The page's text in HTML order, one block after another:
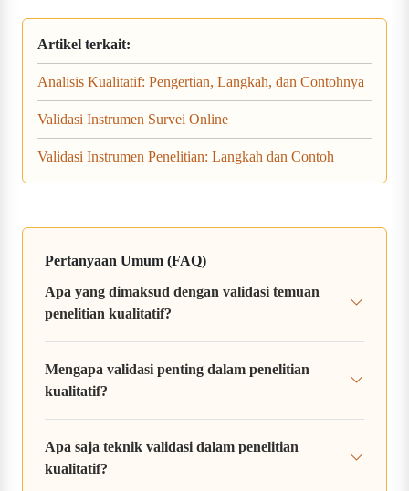
Artikel terkait:
Analisis Kualitatif: Pengertian, Langkah, dan Contohnya
Validasi Instrumen Survei Online
Validasi Instrumen Penelitian: Langkah dan Contoh
Pertanyaan Umum (FAQ)
Apa yang dimaksud dengan validasi temuan
penelitian kualitatif?
Mengapa validasi penting dalam penelitian
kualitatif?
Apa saja teknik validasi dalam penelitian
kualitatif?